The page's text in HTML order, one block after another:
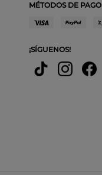
MÉTODOS DE PAGO
¡SÍGUENOS!